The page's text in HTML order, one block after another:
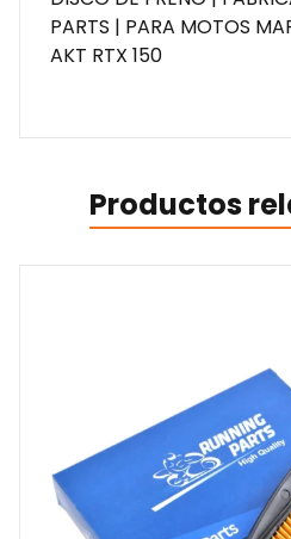
PARTS | PARA MOTOS
AKT RTX 150
Productos